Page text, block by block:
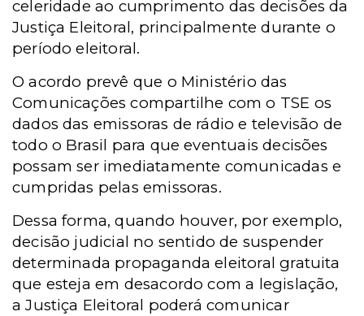
celeridade ao cumprimento das decisões da
Justiça Eleitoral, principalmente durante o
período eleitoral.
O acordo prevê que o Ministério das
Comunicações compartilhe com o TSE os
dados das emissoras de rádio e televisão de
todo o Brasil para que eventuais decisões
possam ser imediatamente comunicadas e
cumpridas pelas emissoras.
Dessa forma, quando houver, por exemplo,
decisão judicial no sentido de suspender
determinada propaganda eleitoral gratuita
que esteja em desacordo com a legislação,
a Justiça Eleitoral poderá comunicar